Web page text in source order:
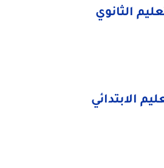
الثانوي
الابتدائي